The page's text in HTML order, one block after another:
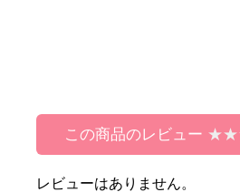
この商品のレビュー
レビューはありません。